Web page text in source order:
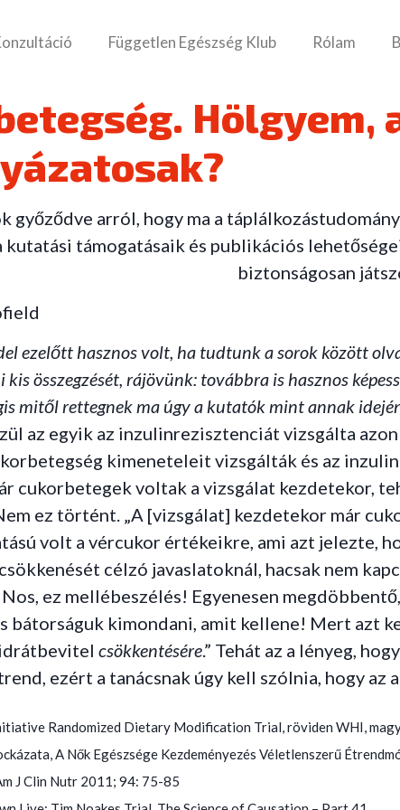
Független Egészség Klub Rólam
Hölgyem,
győződve arról, hogy ma a
kutatási támogatásaik és publikációs
biztonságosan
ezelőtt hasznos volt, ha tudtunk a sorok között
kis összegzését, rájövünk: továbbra is hasznos
mitől rettegnek ma úgy a kutatók mint annak
az egyik az inzulinrezisztenciát vizsgálta
kimeneteleit vizsgálták és az
cukorbetegek voltak a vizsgálat kezdetekor,
ez történt. „A [vizsgálat] kezdetekor már
volt a vércukor értékeikre, ami azt jelezte,
célzó javaslatoknál, hacsak nem
Nos, ez mellébeszélés! Egyenesen
bátorságuk kimondani, amit kellene! Mert azt
csökkentésére.” Tehát az a lényeg,
ezért a tanácsnak úgy kell szólnia, hogy az
Randomized Dietary Modification Trial, röviden WHI,
A Nők Egészsége Kezdeményezés Véletlenszerű
J Clin Nutr 2011; 94: 75-85